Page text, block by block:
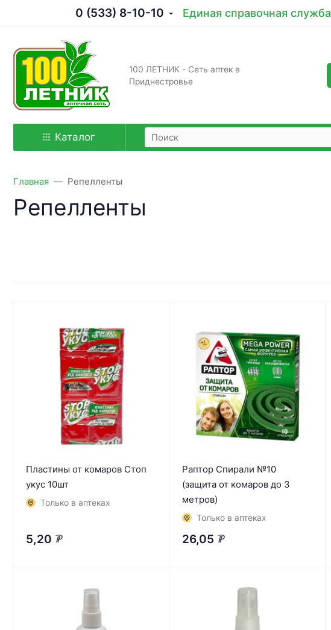
0 (533) 8-10-10 Единая справочная служба
100 ЛЕТНИК - Сеть аптек в
Приднестровье
Каталог
Главная Репелленты
Репелленты
Пластины от комаров Стоп
укус 10шт
Только в аптеках
5,20 ₽
Раптор Спирали №10
(защита от комаров до 3
метров)
Только в аптеках
26,05 ₽